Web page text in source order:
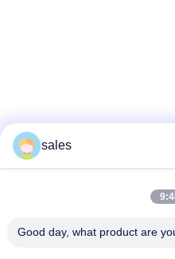
sales
Good day, what product are